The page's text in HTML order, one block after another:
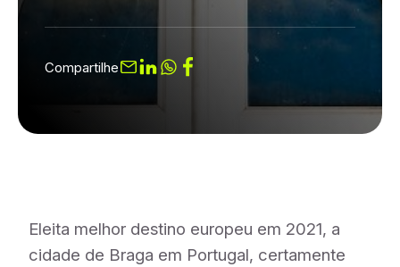
Compartilhe
Eleita melhor destino europeu em 2021, a
cidade de Braga em Portugal, certamente